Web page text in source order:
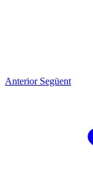
Anterior Següent